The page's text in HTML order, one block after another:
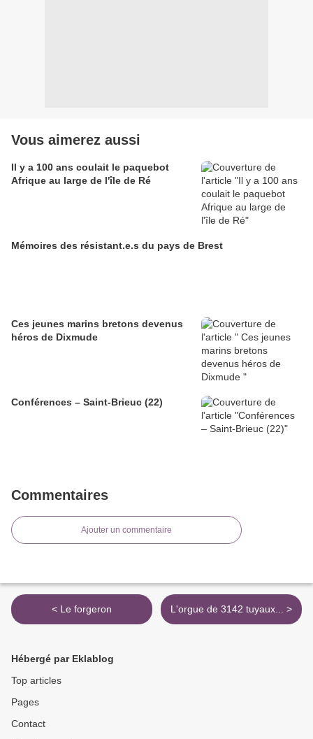
Vous aimerez aussi
Il y a 100 ans coulait le paquebot
Afrique au large de l'île de Ré
Mémoires des résistant.e.s du pays de Brest
Ces jeunes marins bretons devenus
héros de Dixmude
Conférences – Saint-Brieuc (22)
Commentaires
Ajouter un commentaire
< Le forgeron L'orgue de 3142 tuyaux... >
Hébergé par Eklablog
Top articles
Pages
Contact